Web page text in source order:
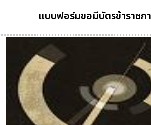
แบบฟอร์มขอมีบัตรข้าราชก